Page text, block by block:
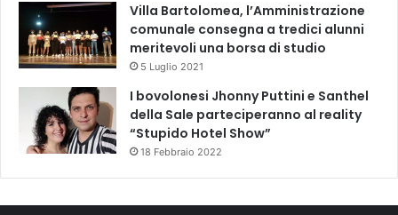
Villa Bartolomea, l’Amministrazione
comunale consegna a tredici alunni
meritevoli una borsa di studio
5 Luglio 2021
I bovolonesi Jhonny Puttini e Santhel
della Sale parteciperanno al reality
“Stupido Hotel Show”
18 Febbraio 2022